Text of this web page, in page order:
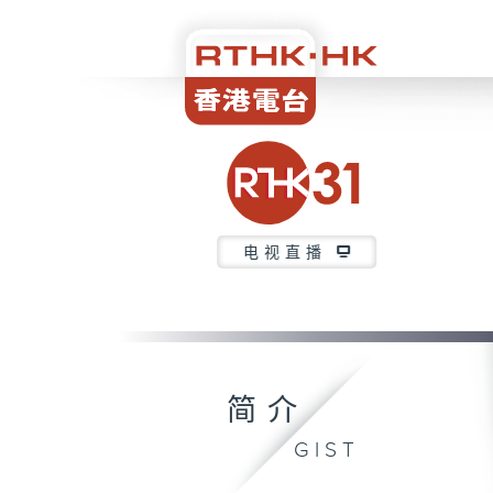
电视直播
简介
GIST